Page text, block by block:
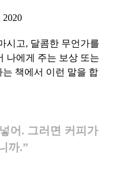
시고, 달콤한 무언가를
나에게 주는 보상 또는
책에서 이런 말을 합
어. 그러면 커피가
까.”